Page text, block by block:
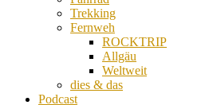
Trekking
Fernweh
ROCKTRIP
Allgäu
Weltweit
dies & das
Podcast